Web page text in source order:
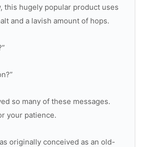
this hugely popular product uses
and a lavish amount of hops.
so many of these messages.
your patience.
originally conceived as an old-